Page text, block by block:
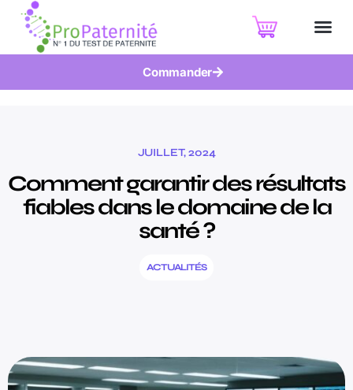
Commander
JUILLET, 2024
Comment garantir des résultats
fiables dans le domaine de la
santé ?
ACTUALITÉS